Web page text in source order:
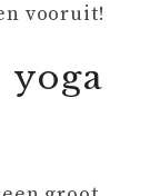
vooruit!